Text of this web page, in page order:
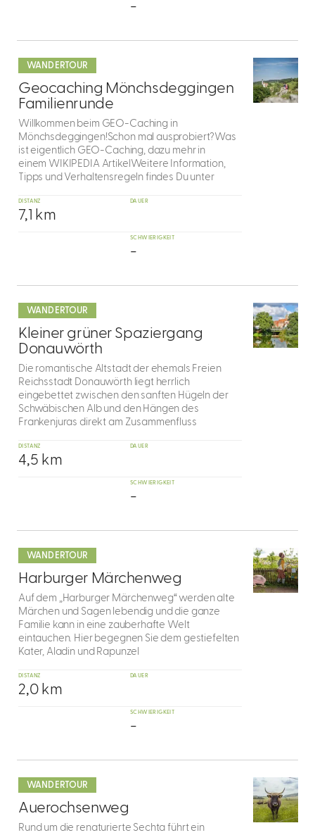
-
WANDERTOUR
3
Geocaching Mönchsdeggingen
Familienrunde
Willkommen beim GEO-Caching in
Mönchsdeggingen!Schon mal ausprobiert?Was
ist eigentlich GEO-Caching, dazu mehr in
einem WIKIPEDIA ArtikelWeitere Information,
Tipps und Verhaltensregeln findes Du unter
DISTANZ
7,1 km
DAUER
SCHWIERIGKEIT
-
dazu
WANDERTOUR
4
Kleiner grüner Spaziergang
Donauwörth
Die romantische Altstadt der ehemals Freien
Reichsstadt Donauwörth liegt herrlich
eingebettet zwischen den sanften Hügeln der
Schwäbischen Alb und den Hängen des
Frankenjuras direkt am Zusammenfluss
DISTANZ
4,5 km
DAUER
SCHWIERIGKEIT
-
dazu
WANDERTOUR
5
Harburger Märchenweg
Auf dem „Harburger Märchenweg“ werden alte
Märchen und Sagen lebendig und die ganze
Familie kann in eine zauberhafte Welt
eintauchen. Hier begegnen Sie dem gestiefelten
Kater, Aladin und Rapunzel
DISTANZ
2,0 km
DAUER
SCHWIERIGKEIT
-
dazu
WANDERTOUR
6
Auerochsenweg
Rund um die renaturierte Sechta führt ein
dazu